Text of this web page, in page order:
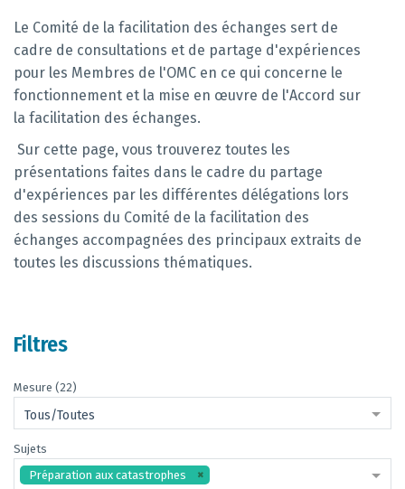
Le Comité de la facilitation des échanges sert de
cadre de consultations et de partage d'expériences
pour les Membres de l'OMC en ce qui concerne le
fonctionnement et la mise en œuvre de l'Accord sur
la facilitation des échanges.
Sur cette page, vous trouverez toutes les
présentations faites dans le cadre du partage
d'expériences par les différentes délégations lors
des sessions du Comité de la facilitation des
échanges accompagnées des principaux extraits de
toutes les discussions thématiques.
Filtres
Mesure (22)
Tous/Toutes
Sujets
Préparation aux catastrophes